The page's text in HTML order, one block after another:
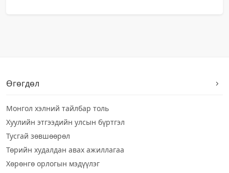
Өгөгдөл
Монгол хэлний тайлбар толь
Хуулийн этгээдийн улсын бүртгэл
Тусгай зөвшөөрөл
Төрийн худалдан авах ажиллагаа
Хөрөнгө орлогын мэдүүлэг